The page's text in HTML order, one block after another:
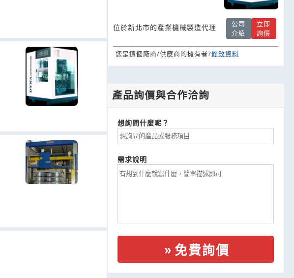
位於新北市的產業機械製造代理
公司
介紹
立即
詢價
您是這個廠商/供應商的擁有者?修改資料
產品詢價與合作洽詢
想詢問什麼呢？
需求說明
免費詢價